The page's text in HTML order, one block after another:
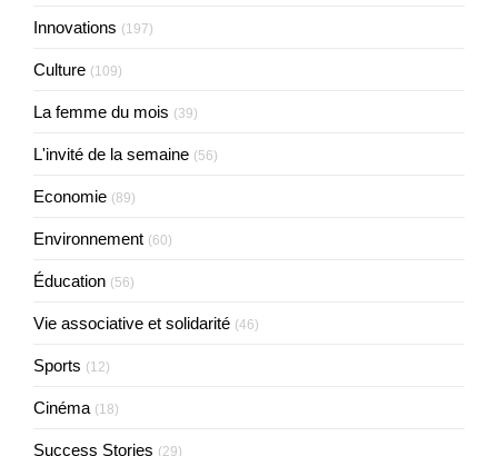
Innovations (197)
Culture (109)
La femme du mois (39)
L'invité de la semaine (56)
Economie (89)
Environnement (60)
Éducation (56)
Vie associative et solidarité (46)
Sports (12)
Cinéma (18)
Success Stories (29)